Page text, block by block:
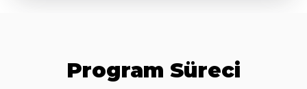
Program Süreci